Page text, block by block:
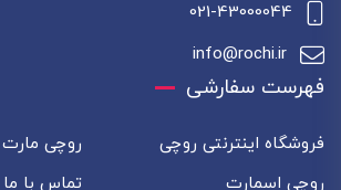
021-43000044
info@rochi.ir
فهرست سفارشی
فروشگاه اینترنتی روچی
روچی مارت
روچی اسمارت
تماس با ما